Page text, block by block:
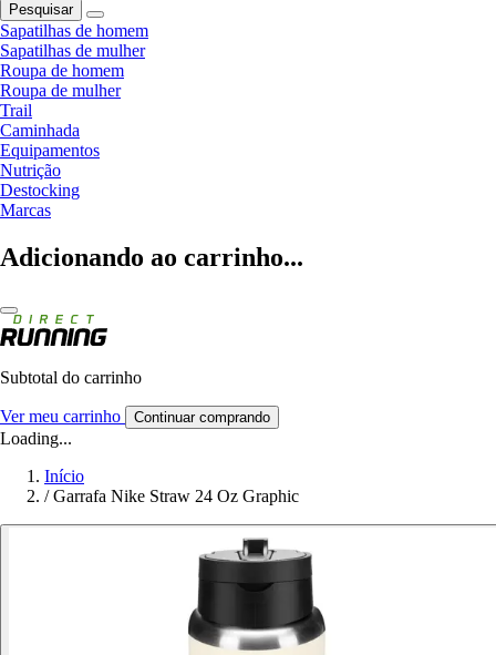
Pesquisar
Sapatilhas de homem
Sapatilhas de mulher
Roupa de homem
Roupa de mulher
Trail
Caminhada
Equipamentos
Nutrição
Destocking
Marcas
Adicionando ao carrinho...
Subtotal do carrinho
Ver meu carrinho Continuar comprando
Loading...
Início
/ Garrafa Nike Straw 24 Oz Graphic